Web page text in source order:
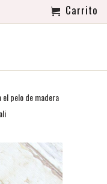
Carrito
pelo de madera